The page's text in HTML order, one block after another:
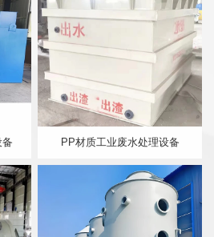
PP材质工业废水处理设备